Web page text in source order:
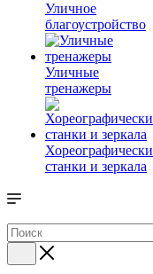
Уличное
благоустройство
Уличные
тренажеры
станки и зеркала